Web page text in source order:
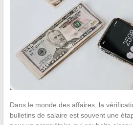
Dans le monde des affaires, la
bulletins de salaire est souvent une